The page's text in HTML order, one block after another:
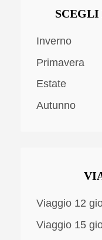
SCEGLI
Inverno
Primavera
Estate
Autunno
Viaggio 12
Viaggio 15